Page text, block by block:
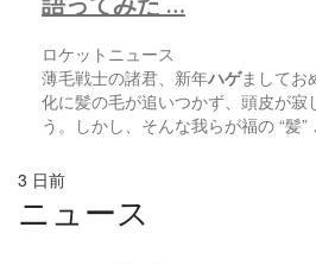
ロケットニュース
薄毛戦士の諸君、新年ハゲましてお
化に髪の毛が追いつかず、頭皮が寂
う。しかし、そんな我らが福の “髪
3 日前
ニュース